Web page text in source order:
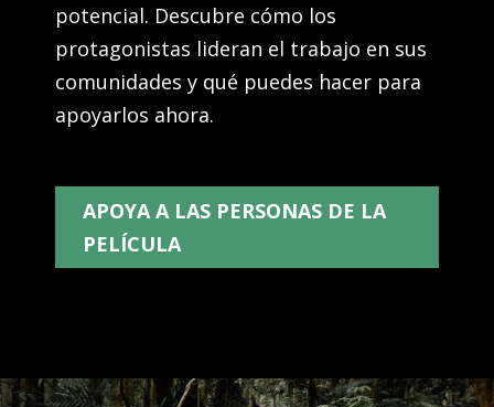
potencial. Descubre cómo los
protagonistas lideran el trabajo en sus
comunidades y qué puedes hacer para
apoyarlos ahora.
APOYA A LAS PERSONAS DE LA
PELÍCULA